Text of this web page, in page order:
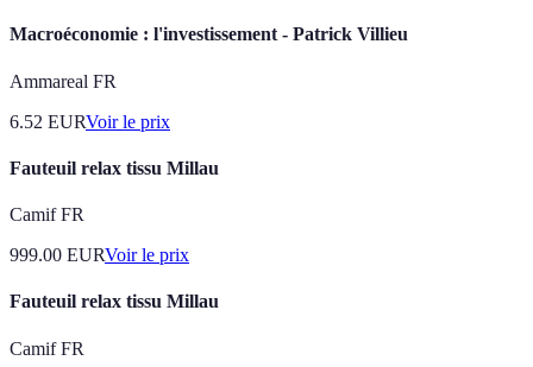
Macroéconomie : l'investissement - Patrick Villieu
Ammareal FR
6.52 EURVoir le prix
Fauteuil relax tissu Millau
Camif FR
999.00 EURVoir le prix
Fauteuil relax tissu Millau
Camif FR